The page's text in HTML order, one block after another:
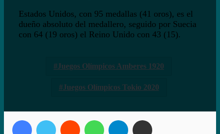
Estados Unidos, con 95 medallas (41 oros), es el
dueño absoluto del medallero, seguido por Suecia
con 64 (19 oros) el Reino Unido con 43 (15).
Juegos Olímpicos Amberes 1920
Juegos Olímpicos Tokio 2020
FacebookTwitter Reddit WhatsAppTelegram